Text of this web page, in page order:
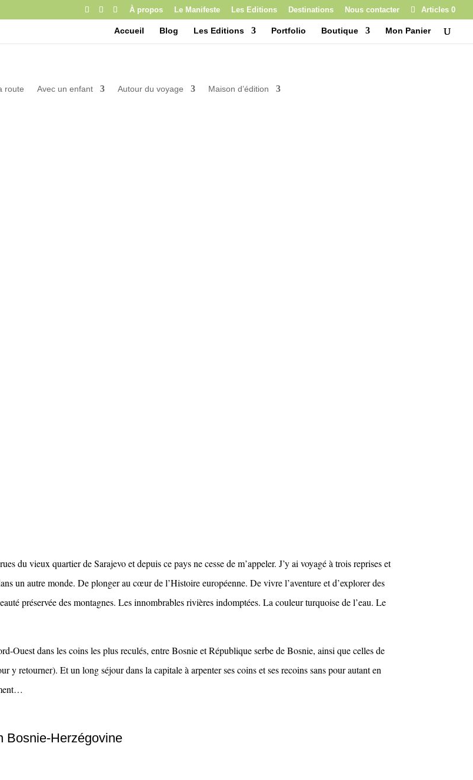
À propos Le Manifeste Les Editions Destinations Nous contacter Articles 0
Accueil Blog Les Editions Portfolio Boutique Mon Panier
route Avec un enfant Autour du voyage Maison d’édition
du vieux quartier de Sarajevo et depuis ce pays ne cesse de m’appeler. J’y ai voyagé à trois reprises et
un autre monde. De plonger au cœur de l’Histoire européenne. De vivre l’aventure et d’explorer des
préservée des montagnes. Les innombrables rivières indomptées. La couleur turquoise de l’eau. Le
Ouest dans les coins les plus reculés, entre Bosnie et République serbe de Bosnie, ainsi que celles de
y retourner). Et un long séjour dans la capitale à arpenter ses coins et ses recoins sans pour autant en
Bosnie-Herzégovine